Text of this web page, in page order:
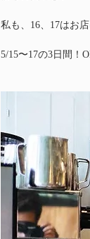
私も、16、17はお
5/15〜17の3日間！